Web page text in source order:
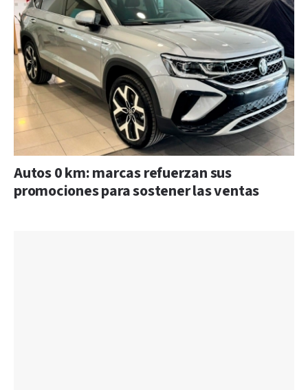
Autos 0 km: marcas refuerzan sus
promociones para sostener las ventas